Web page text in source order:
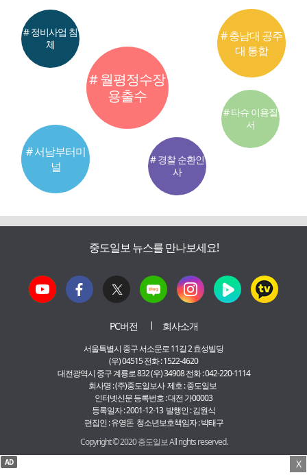
# 월평정수장
용출수
# 서남부터미
널
# 충남대 공주
대 통합
# 정비사업 침
체
# 경찰 순환인
사
# 타슈 이용질
서
중도일보 뉴스를 만나보세요!
PC버전 회사소개
서울특별시 중구 서소문로 11길 2 효성빌딩
(우) 04515 전화 : 1522-4620
대전광역시 중구 계룡로 832 (우) 34908 전화 : 042-220-1114
회사명 : (주)중도일보사 제호 : 중도일보
인터넷신문 등록번호 : 대전 가00003
등록일자 : 2001-12-13 발행인 : 김원식
편집인 : 유영돈 청소년보호책임자 : 박태구
Copyright © 2020 중도일보 All rights reserved.
X
AD